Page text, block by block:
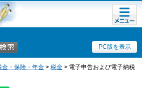
PC版を表示
メニュ
ー
金・保険・年金 > 税金 > 電子申告および電子納税